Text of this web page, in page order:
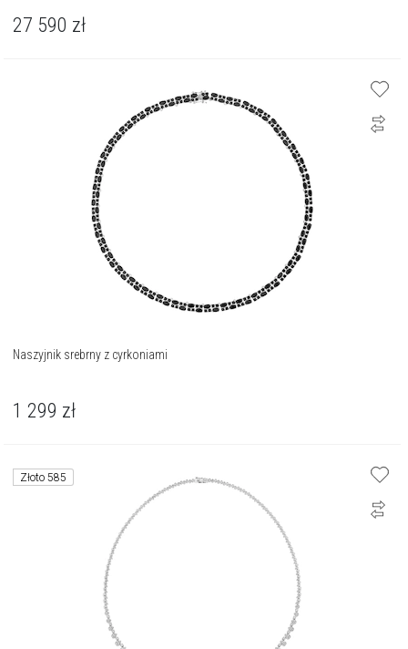
27 590 zł
Naszyjnik srebrny z cyrkoniami
1 299 zł
Złoto 585